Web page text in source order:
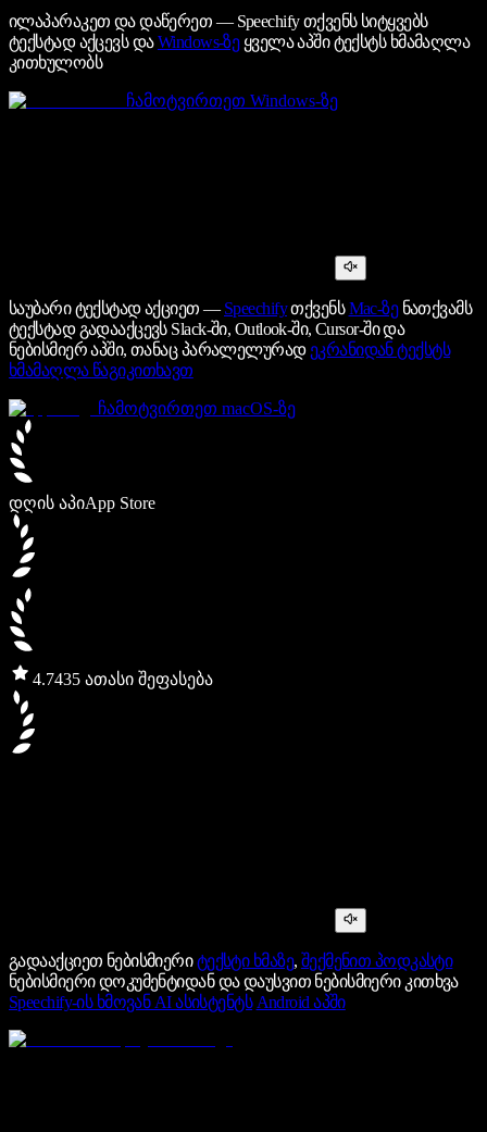
ილაპარაკეთ და დაწერეთ — Speechify თქვენს სიტყვებს
ტექსტად აქცევს დაWindows-ზეყველა აპში ტექსტს ხმამაღლა
კითხულობს
ჩამოტვირთეთ Windows-ზე
საუბარი ტექსტად აქციეთ — SpeechifyთქვენსMac-ზენათქვამს
ტექსტად გადააქცევს Slack-ში, Outlook-ში, Cursor-ში და
ნებისმიერ აპში, თანაც პარალელურად ეკრანიდან ტექსტს
ხმამაღლა წაგიკითხავთ
ჩამოტვირთეთ macOS-ზე
დღის აპიApp Store
4.7435 ათასი შეფასება
გადააქციეთ ნებისმიერიტექსტი ხმაზე, შექმენით პოდკასტი
ნებისმიერი დოკუმენტიდან და დაუსვით ნებისმიერი კითხვა
Speechify-ის ხმოვან AI ასისტენტს Android აპში